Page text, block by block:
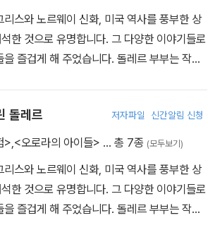
스와 노르웨이 신화, 미국 역사를 풍부한 상
한 것으로 유명합니다. 그 다양한 이야기들로
즐겁게 해 주었습니다. 돌레르 부부는 작품
the Lucky』, 『돌레르의 노르웨이 신화 이
of Norse Myths』 그리고 오랫동안 사랑받
다. 돌레르 부부는 1940년 『에이브러햄 링
았고, 아동문학에 대한 공로를 인정받아 레지
.
돌레르 저자파일 신간알림 신청
>,<오로라의 아이들> … 총 7종 (모두보기)
스와 노르웨이 신화, 미국 역사를 풍부한 상
한 것으로 유명합니다. 그 다양한 이야기들로
즐겁게 해 주었습니다. 돌레르 부부는 작품